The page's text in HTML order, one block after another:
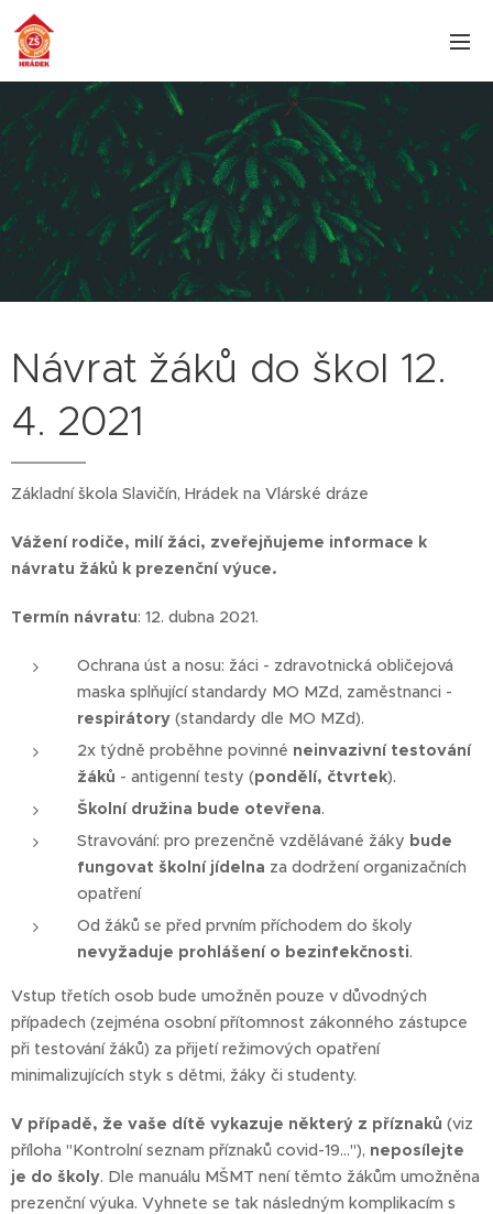
Návrat žáků do škol 12.
4. 2021
Základní škola Slavičín, Hrádek na Vlárské dráze
Vážení rodiče, milí žáci, zveřejňujeme informace k
návratu žáků k prezenční výuce.
Termín návratu: 12. dubna 2021.
Ochrana úst a nosu: žáci - zdravotnická obličejová
maska splňující standardy MO MZd, zaměstnanci -
respirátory (standardy dle MO MZd).
2x týdně proběhne povinné neinvazivní testování
žáků - antigenní testy (pondělí, čtvrtek).
Školní družina bude otevřena.
Stravování: pro prezenčně vzdělávané žáky bude
fungovat školní jídelna za dodržení organizačních
opatření
Od žáků se před prvním příchodem do školy
nevyžaduje prohlášení o bezinfekčnosti.
Vstup třetích osob bude umožněn pouze v důvodných
případech (zejména osobní přítomnost zákonného zástupce
při testování žáků) za přijetí režimových opatření
minimalizujících styk s dětmi, žáky či studenty.
V případě, že vaše dítě vykazuje některý z příznaků (viz
příloha "Kontrolní seznam příznaků covid-19..."), neposílejte
je do školy. Dle manuálu MŠMT není těmto žákům umožněna
prezenční výuka. Vyhnete se tak následným komplikacím s